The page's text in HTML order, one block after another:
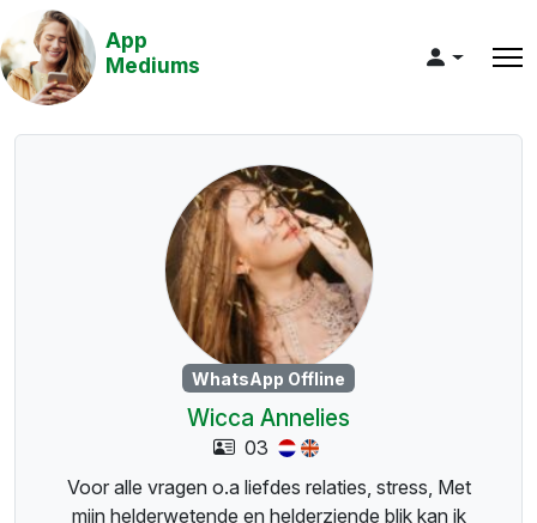
App
Mediums
WhatsApp Offline
Wicca Annelies
03
Voor alle vragen o.a liefdes relaties, stress, Met
mijn helderwetende en helderziende blik kan ik